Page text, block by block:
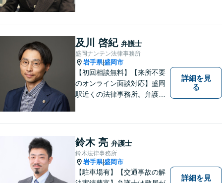
決を目指します。 お気軽にご
お相談ください。
及川 啓紀 弁護士
盛岡ナンテン法律事務所
岩手県|盛岡市
【初回相談無料】【来所不要
のオンライン面談対応】盛岡
駅近くの法律事務所。弁護士
対応が可能です。可能な限り
専門用語は避け、依頼者様が
理解しやすい対応を心がけて
います。【土日祝・時間外対
応可】
詳細を見
る
鈴木 亮 弁護士
鈴木法律事務所
岩手県|盛岡市
【駐車場有】【交通事故の解
詳細を見